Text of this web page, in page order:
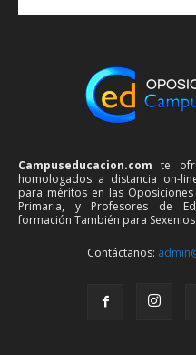
Campuseducacion.com te
homologados a distancia on-
para méritos en las
Primaria, y Profesores de
formación También para
Contáctanos: